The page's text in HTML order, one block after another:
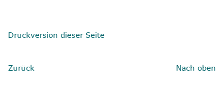
Druckversion dieser Seite
Zurück Nach oben